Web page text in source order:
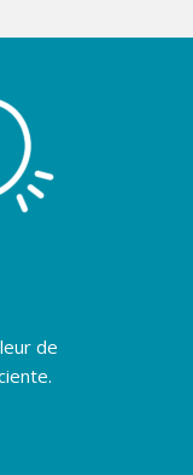
de